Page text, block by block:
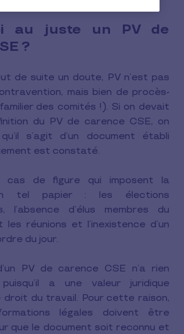
au juste un PV de
?
de suite un doute, PV n’est pas
mais bien de procès-
des comités !). Si on devait
du PV de carence CSE, on
s’agit d’un document établi
est constaté.
de figure qui imposent la
tel papier : les élections
l’absence d’élus membres du
réunions et l’inexistence d’un
du jour.
PV de carence CSE n’a rien
puisqu’il a une valeur juridique
droit du travail. Pour cette raison,
légales doivent être
que le document soit reconnu et